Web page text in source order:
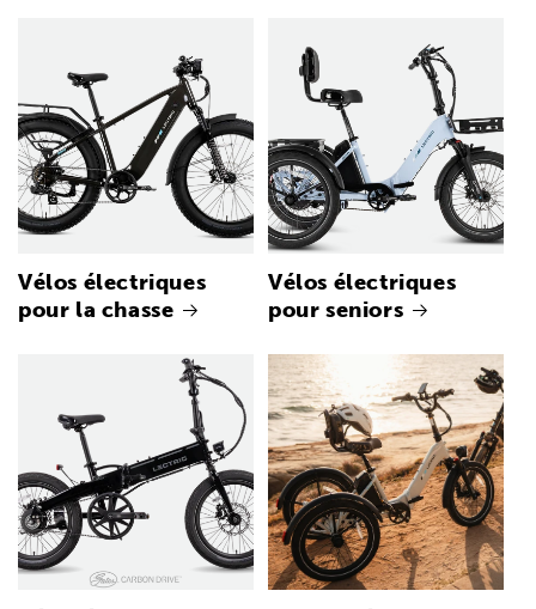
Vélos électriques
pour la chasse
Vélos électriques
pour seniors